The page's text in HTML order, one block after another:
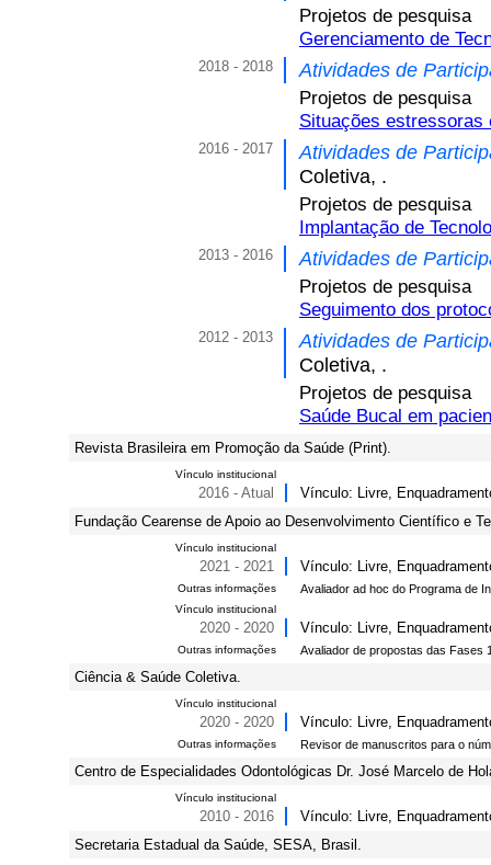
Projetos de pesquisa
Gerenciamento de
2018 - 2018 Atividades de
Projetos de pesquisa
Situações estressoras
2016 - 2017
Atividades de
Coletiva, .
Projetos de pesquisa
Implantação de
2013 - 2016 Atividades de
Projetos de pesquisa
Seguimento dos
2012 - 2013
Atividades de
Coletiva, .
Projetos de pesquisa
Saúde Bucal em
Revista Brasileira em Promoção da Saúde (Print).
Vínculo institucional
2016 - Atual
Vínculo: Livre,
Fundação Cearense de Apoio ao Desenvolvimento Científico e
Vínculo institucional
2021 - 2021 Vínculo: Livre,
Outras informações Avaliador ad hoc do Programa de
Vínculo institucional
2020 - 2020 Vínculo: Livre,
Outras informações Avaliador de propostas das Fases
Ciência & Saúde Coletiva.
Vínculo institucional
2020 - 2020 Vínculo: Livre,
Outras informações Revisor de manuscritos para o
Centro de Especialidades Odontológicas Dr. José Marcelo de
Vínculo institucional
2010 - 2016
Vínculo: Livre,
Secretaria Estadual da Saúde, SESA, Brasil.